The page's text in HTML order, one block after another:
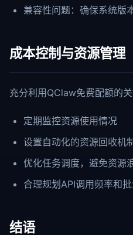
兼容性问题：确保系统版
成本控制与资源管理
充分利用QClaw免费配额的
定期监控资源使用情况
设置自动化的资源回收机制
优化任务调度，避免资源
合理规划API调用频率和
结语